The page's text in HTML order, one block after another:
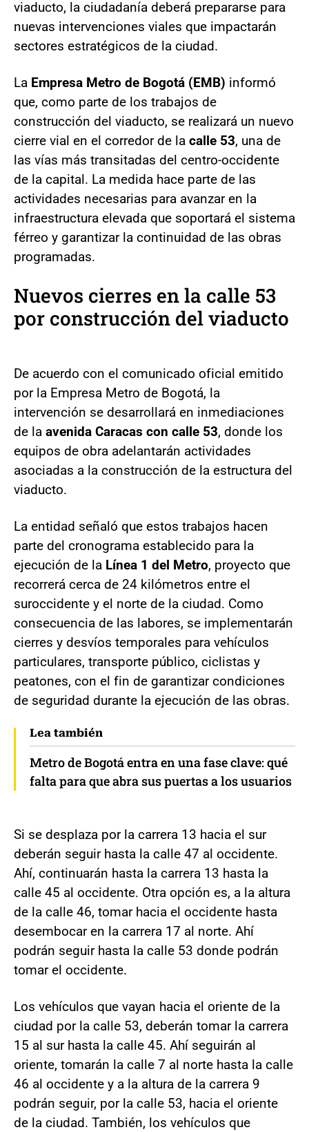
viaducto, la ciudadanía deberá prepararse para
nuevas intervenciones viales que impactarán
sectores estratégicos de la ciudad.
La Empresa Metro de Bogotá (EMB) informó
que, como parte de los trabajos de
construcción del viaducto, se realizará un nuevo
cierre vial en el corredor de la calle 53, una de
las vías más transitadas del centro-occidente
de la capital. La medida hace parte de las
actividades necesarias para avanzar en la
infraestructura elevada que soportará el sistema
férreo y garantizar la continuidad de las obras
programadas.
Nuevos cierres en la calle 53
por construcción del viaducto
De acuerdo con el comunicado oficial emitido
por la Empresa Metro de Bogotá, la
intervención se desarrollará en inmediaciones
de la avenida Caracas con calle 53, donde los
equipos de obra adelantarán actividades
asociadas a la construcción de la estructura del
viaducto.
La entidad señaló que estos trabajos hacen
parte del cronograma establecido para la
ejecución de la Línea 1 del Metro, proyecto que
recorrerá cerca de 24 kilómetros entre el
suroccidente y el norte de la ciudad. Como
consecuencia de las labores, se implementarán
cierres y desvíos temporales para vehículos
particulares, transporte público, ciclistas y
peatones, con el fin de garantizar condiciones
de seguridad durante la ejecución de las obras.
Lea también
Metro de Bogotá entra en una fase clave: qué
falta para que abra sus puertas a los usuarios
Si se desplaza por la carrera 13 hacia el sur
deberán seguir hasta la calle 47 al occidente.
Ahí, continuarán hasta la carrera 13 hasta la
calle 45 al occidente. Otra opción es, a la altura
de la calle 46, tomar hacia el occidente hasta
desembocar en la carrera 17 al norte. Ahí
podrán seguir hasta la calle 53 donde podrán
tomar el occidente.
Los vehículos que vayan hacia el oriente de la
ciudad por la calle 53, deberán tomar la carrera
15 al sur hasta la calle 45. Ahí seguirán al
oriente, tomarán la calle 7 al norte hasta la calle
46 al occidente y a la altura de la carrera 9
podrán seguir, por la calle 53, hacia el oriente
de la ciudad. También, los vehículos que